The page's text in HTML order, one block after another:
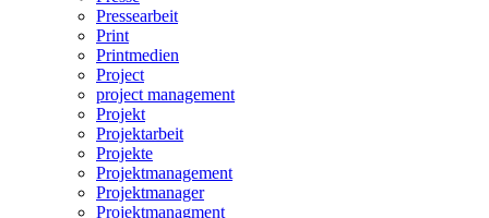
Pressearbeit
Print
Printmedien
Project
project management
Projekt
Projektarbeit
Projekte
Projektmanagement
Projektmanager
Projektmanagment